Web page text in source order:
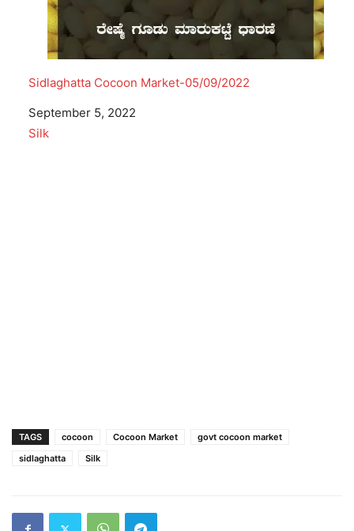
Sidlaghatta Cocoon Market-05/09/2022
Date
September 5, 2022
In relation to
Silk
TAGS cocoon Cocoon Market
govt cocoon market
sidlaghatta
Silk